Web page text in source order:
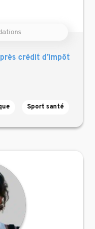
crédit d’impôt
Sport santé